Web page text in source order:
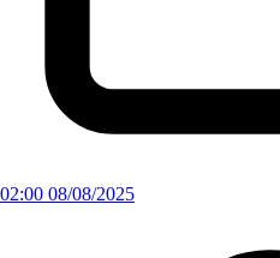
02:00 08/08/2025